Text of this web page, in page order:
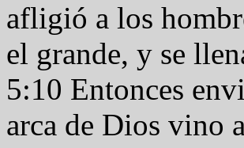
afligió a los
el grande, y se
5:10 Entonces
arca de Dios vino